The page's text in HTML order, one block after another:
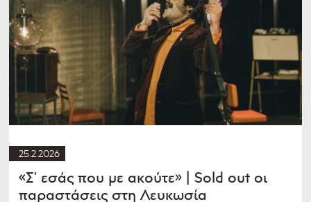
25.2.2026
«Σ' εσάς που με ακούτε» | Sold out οι
παραστάσεις στη Λευκωσία